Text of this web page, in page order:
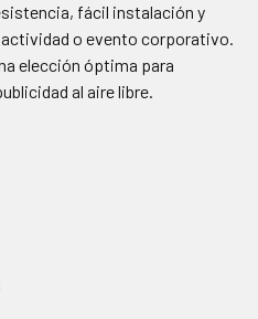
fácil instalación y
o evento corporativo.
elección óptima para
al aire libre.